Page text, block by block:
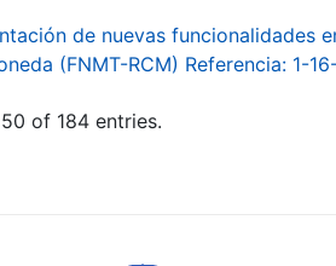
de nuevas funcionalidades
(FNMT-RCM) Referencia: 1-
of 184 entries.